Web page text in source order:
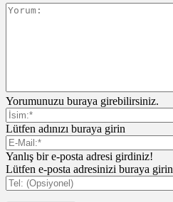
Yorumunuzu buraya girebilirsiniz.
Lütfen adınızı buraya girin
Yanlış bir e-posta adresi girdiniz!
Lütfen e-posta adresinizi buraya girin